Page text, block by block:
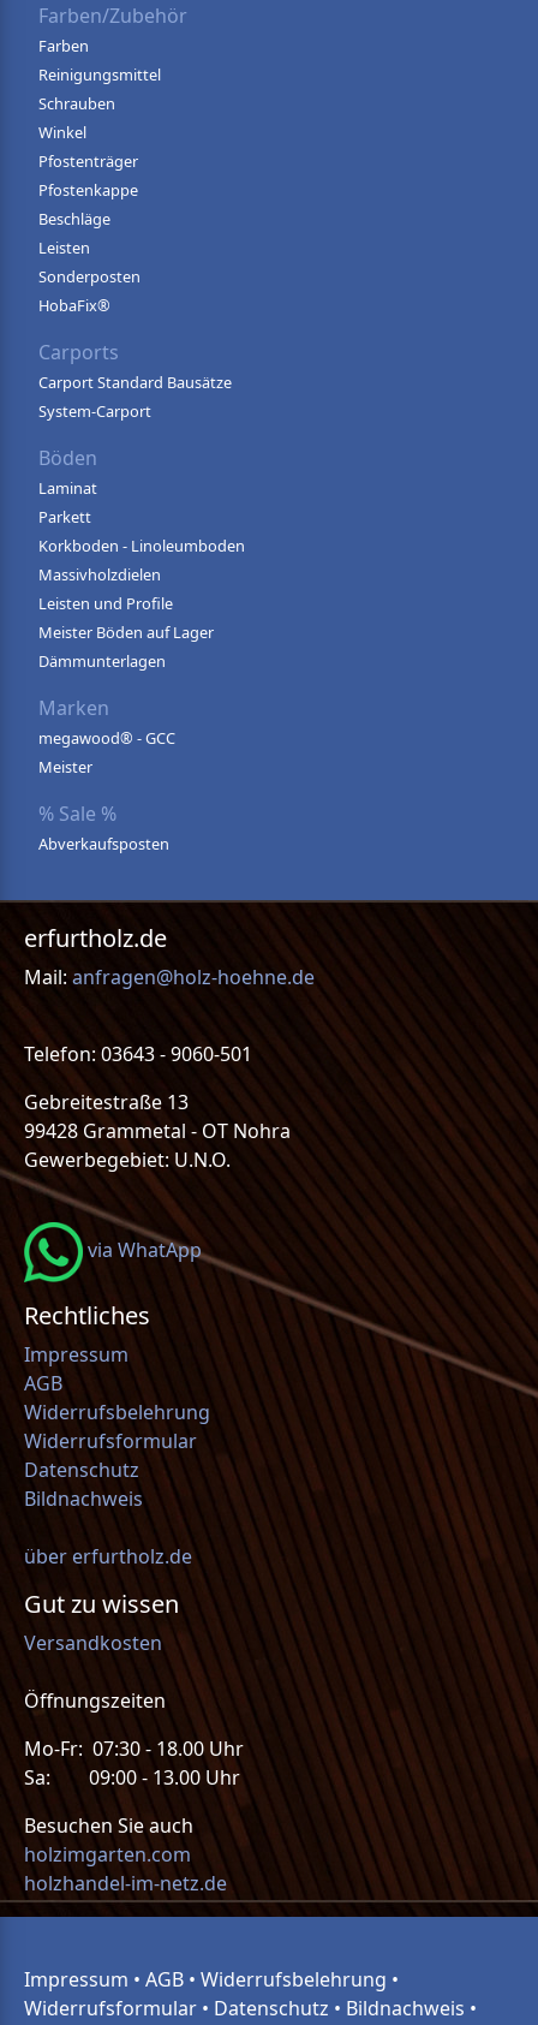
Farben/Zubehör
Farben
Reinigungsmittel
Schrauben
Winkel
Pfostenträger
Pfostenkappe
Beschläge
Leisten
Sonderposten
HobaFix®
Carports
Carport Standard Bausätze
System-Carport
Böden
Laminat
Parkett
Korkboden - Linoleumboden
Massivholzdielen
Leisten und Profile
Meister Böden auf Lager
Dämmunterlagen
Marken
megawood® - GCC
Meister
% Sale %
Abverkaufsposten
erfurtholz.de
Mail: anfragen@holz-hoehne.de
Telefon: 03643 - 9060-501
Gebreitestraße 13
99428 Grammetal - OT Nohra
Gewerbegebiet: U.N.O.
via WhatApp
Rechtliches
Impressum
AGB
Widerrufsbelehrung
Widerrufsformular
Datenschutz
Bildnachweis
über erfurtholz.de
Gut zu wissen
Versandkosten
Öffnungszeiten
Mo-Fr: 07:30 - 18.00 Uhr
Sa: 09:00 - 13.00 Uhr
Besuchen Sie auch
holzimgarten.com
holzhandel-im-netz.de
Impressum • AGB • Widerrufsbelehrung •
Widerrufsformular • Datenschutz • Bildnachweis •